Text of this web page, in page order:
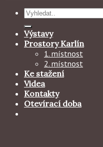
Hledat:
Výstavy
Prostory Karlín
1. místnost
2. místnost
Ke stažení
Videa
Kontakty
Otevírací doba